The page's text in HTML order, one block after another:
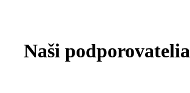
Naši podporovatelia